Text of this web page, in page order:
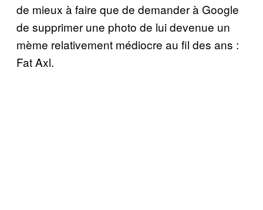
de mieux à faire que de demander à Google
de supprimer une photo de lui devenue un
mème relativement médiocre au fil des ans :
Fat Axl.